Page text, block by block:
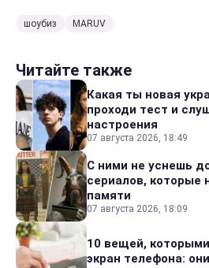
шоубиз MARUV
Читайте также
Какая ты новая
проходи тест и
настроения
07 августа 2026, 18:49
С ними не уснешь
сериалов, которые
памяти
07 августа 2026, 18:09
10 вещей,
экран телефона: